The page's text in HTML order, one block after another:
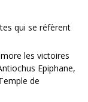
qui se réfèrent
les victoires
Epiphane,
de